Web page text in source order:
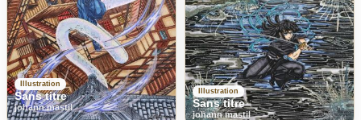
Illustration
Sans titre
johann mastil
Illustration
Sans titre
johann mastil